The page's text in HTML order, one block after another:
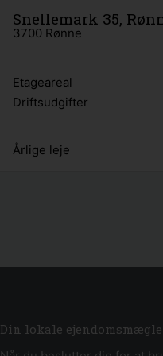
Snellemark 35,
3700 Rønne
Etageareal
Driftsudgifter
Årlige leje
Din lokale